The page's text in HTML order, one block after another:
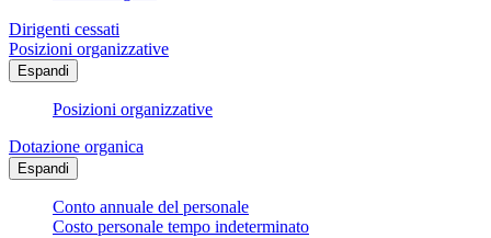
Dirigenti cessati
Posizioni organizzative
Espandi
Posizioni organizzative
Dotazione organica
Espandi
Conto annuale del personale
Costo personale tempo indeterminato